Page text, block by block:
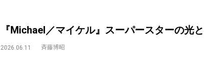
『Michael／マイケル』スーパースターの光
2026.06.11 斉藤博昭